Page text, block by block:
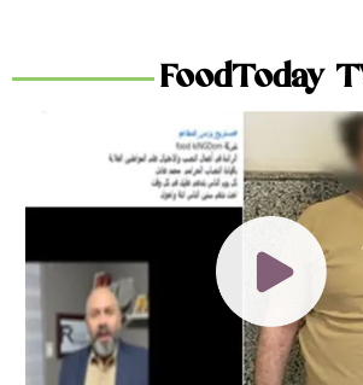
FoodToday